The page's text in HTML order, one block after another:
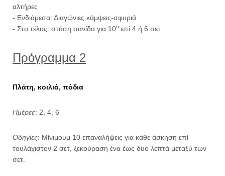
αλτήρες
- Ενδιάμεσα: Διαγώνιες κάμψεις-σφυριά
- Στο τέλος: στάση σανίδα για 10’’ επί 4 ή 6 σετ
Πρόγραμμα 2
Πλάτη, κοιλιά, πόδια
Ημέρες: 2, 4, 6
Οδηγίες: Μίνιμουμ 10 επαναλήψεις για κάθε άσκηση επί
τουλάχιστον 2 σετ, ξεκούραση ένα έως δυο λεπτά μεταξύ των
σετ.